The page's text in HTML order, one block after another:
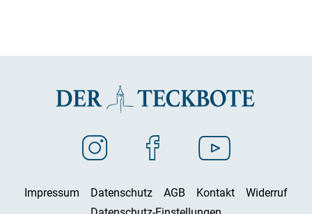
Impressum Datenschutz AGB Kontakt
Widerruf